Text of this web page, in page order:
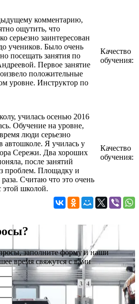
комментарию,
ощутить, что
серьезно заинтересован
учеников. Было очень
посещать занятия по
Первое занятие
положительные
уровне. Инструктор по
Качество
обучения:
училась осенью 2016
Обучение на уровне,
люди серьезно
автошколе. Я училась у
Сережи. Два хороших
после занятий
проблем. Площадку и
раза. Считаю что это очень
этой школой.
Качество
обучения:
заполните форму и наши
время свяжутся с вами